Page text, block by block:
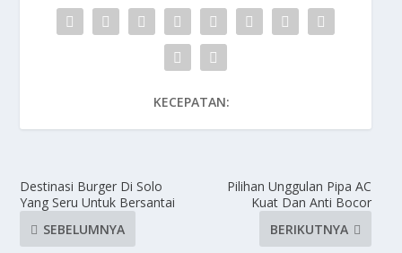
KECEPATAN:
Destinasi Burger Di Solo
Yang Seru Untuk Bersantai
SEBELUMNYA
Pilihan Unggulan Pipa AC
Kuat Dan Anti Bocor
BERIKUTNYA